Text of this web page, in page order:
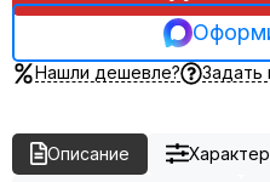
Нашли дешевле? Задать
Описание